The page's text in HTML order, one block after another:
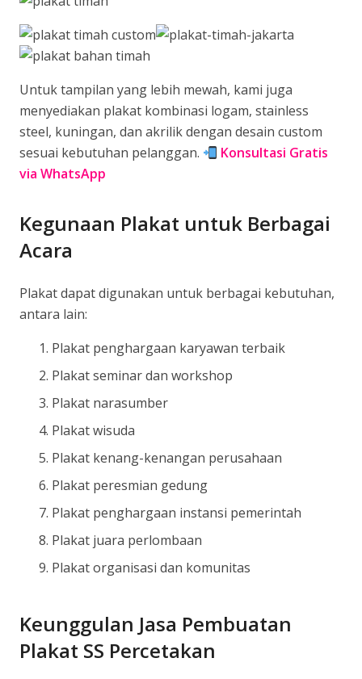
Untuk tampilan yang lebih mewah, kami juga
menyediakan plakat kombinasi logam, stainless
steel, kuningan, dan akrilik dengan desain custom
sesuai kebutuhan pelanggan.
Konsultasi Gratis
via WhatsApp
Kegunaan Plakat untuk Berbagai
Acara
Plakat dapat digunakan untuk berbagai kebutuhan,
antara lain:
Plakat penghargaan karyawan terbaik
Plakat seminar dan workshop
Plakat narasumber
Plakat wisuda
Plakat kenang-kenangan perusahaan
Plakat peresmian gedung
Plakat penghargaan instansi pemerintah
Plakat juara perlombaan
Plakat organisasi dan komunitas
Keunggulan Jasa Pembuatan
Plakat SS Percetakan